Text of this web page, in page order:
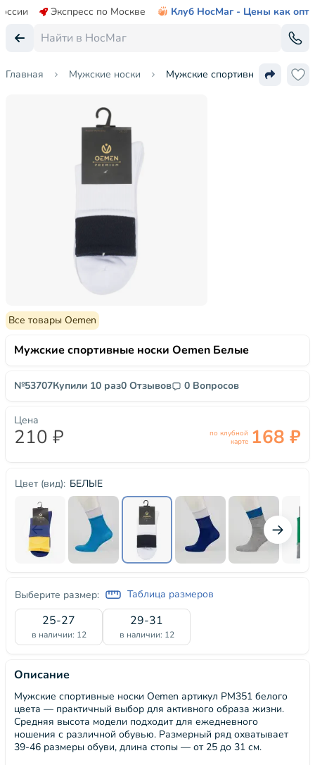
Экспресс по Москве Клуб НосМаг - Цены как опт
Главная Мужские носки Мужские спортивные носки
Все товары Oemen
Мужские спортивные носки Oemen Белые
№53707Купили 10 раз0 Отзывов 0 Вопросов
Цвет (вид): БЕЛЫЕ
Выберите размер: Таблица размеров
25-27
в наличии: 12
29-31
в наличии: 12
Цена
210 ₽
по клубной
карте 168 ₽
Описание
Мужские спортивные носки Oemen артикул PM351 белого
цвета — практичный выбор для активного образа жизни.
Средняя высота модели подходит для ежедневного
ношения с различной обувью. Размерный ряд охватывает
39-46 размеры обуви, длина стопы — от 25 до 31 см.